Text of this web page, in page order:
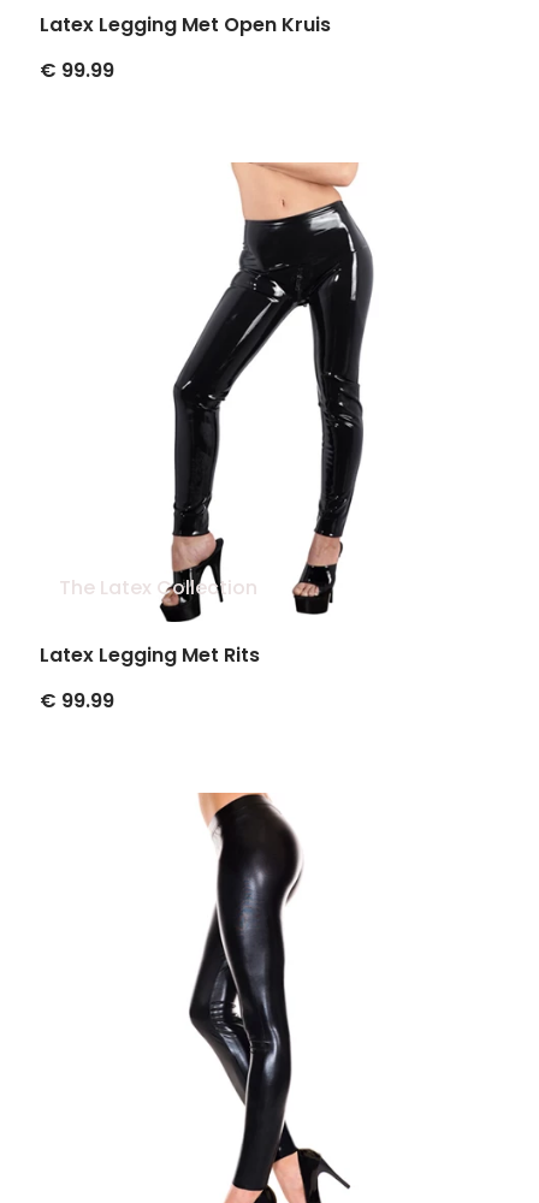
Latex Legging Met Open Kruis
€ 99.99
The Latex Collection
Latex Legging Met Rits
€ 99.99